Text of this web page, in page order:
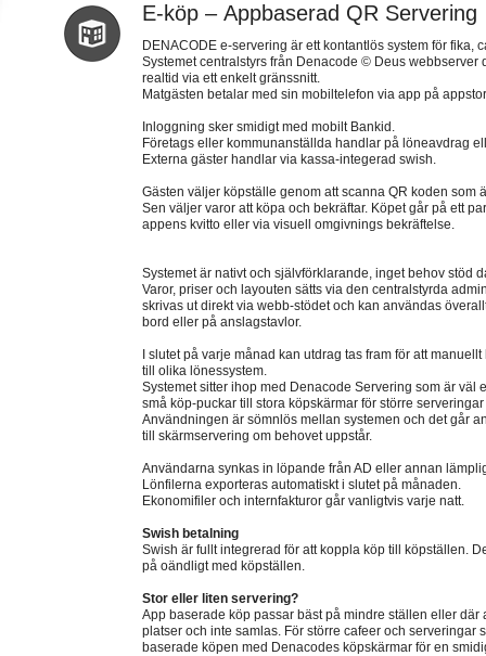
E-köp – Appbaserad QR Servering
DENACODE e-servering är ett kontantlös system för fika,
Systemet centralstyrs från Denacode © Deus webbserver
realtid via ett enkelt gränssnitt.
Matgästen betalar med sin mobiltelefon via app på
Inloggning sker smidigt med mobilt Bankid.
Företags eller kommunanställda handlar på löneavdrag
Externa gäster handlar via kassa-integerad swish.
Gästen väljer köpställe genom att scanna QR koden som
Sen väljer varor att köpa och bekräftar. Köpet går på ett
appens kvitto eller via visuell omgivnings bekräftelse.
Systemet är nativt och självförklarande, inget behov stöd
Varor, priser och layouten sätts via den centralstyrda
skrivas ut direkt via webb-stödet och kan användas
bord eller på anslagstavlor.
I slutet på varje månad kan utdrag tas fram för att
till olika lönessystem.
Systemet sitter ihop med Denacode Servering som är väl
små köp-puckar till stora köpskärmar för större
Användningen är sömnlös mellan systemen och det går
till skärmservering om behovet uppstår.
Användarna synkas in löpande från AD eller annan
Lönfilerna exporteras automatiskt i slutet på månaden.
Ekonomifiler och internfakturor går vanligtvis varje natt.
Swish betalning
Swish är fullt integrerad för att koppla köp till köpställen.
på oändligt med köpställen.
Stor eller liten servering?
App baserade köp passar bäst på mindre ställen eller
platser och inte samlas. För större cafeer och serveringar
baserade köpen med Denacodes köpskärmar för en